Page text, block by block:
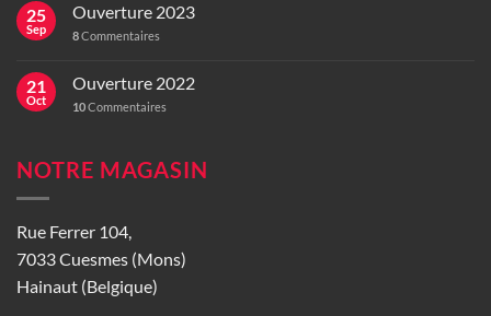
25
Sep
Ouverture 2023
8Commentaires
21
Oct
Ouverture 2022
10Commentaires
NOTRE MAGASIN
Rue Ferrer 104,
7033 Cuesmes (Mons)
Hainaut (Belgique)